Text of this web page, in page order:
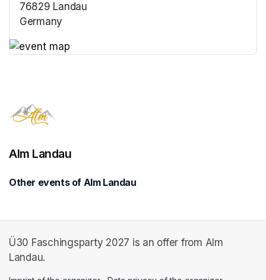
76829 Landau
Germany
Alm Landau
Other events of Alm Landau
Ü30 Faschingsparty 2027 is an offer from Alm
Landau.